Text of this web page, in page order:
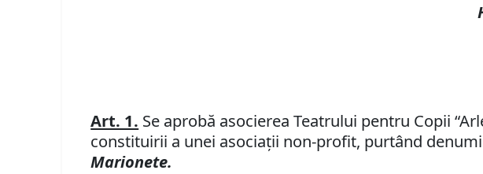
Art. 1. Se aprobă asocierea Teatrului pentru Copii
constituirii a unei asociaţii non-profit, purtând
Marionete.